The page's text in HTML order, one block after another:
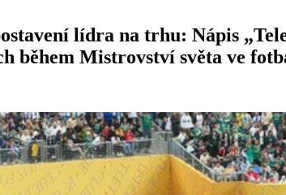
lídra na trhu: Nápis
během Mistrovství světa ve